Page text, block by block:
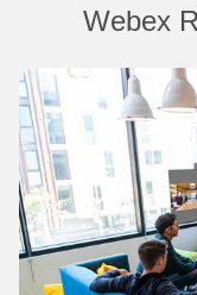
Webex